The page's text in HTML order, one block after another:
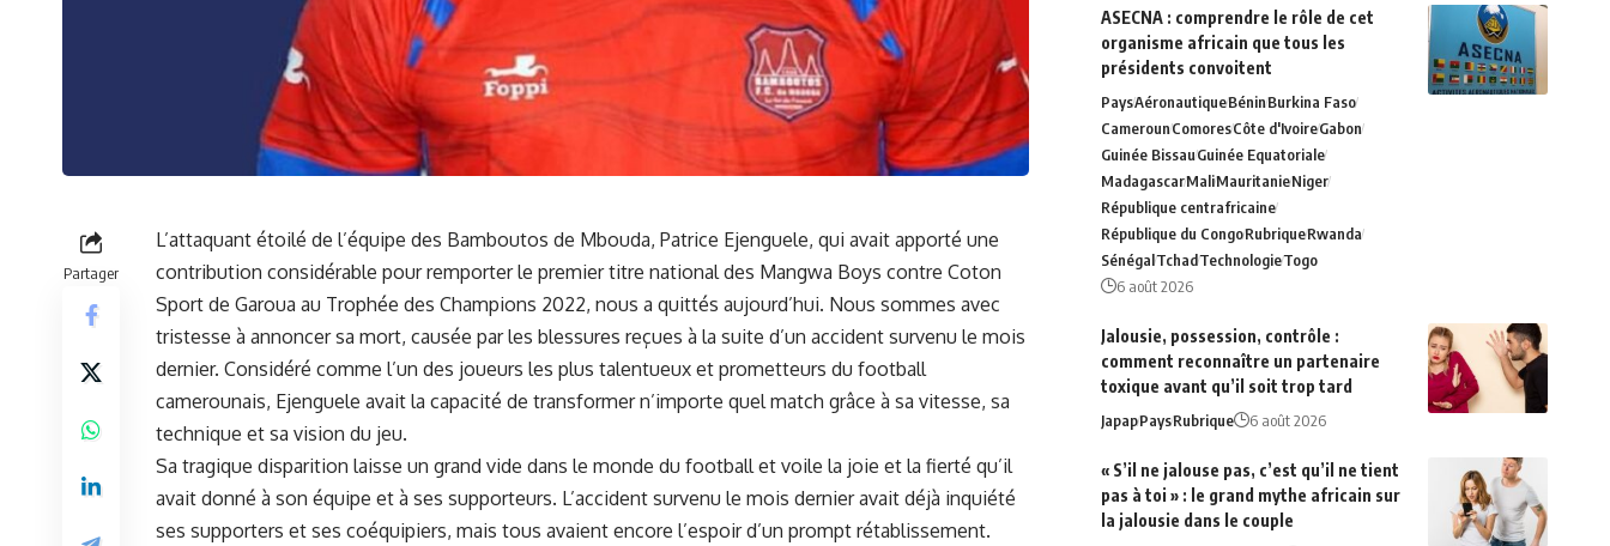
Partager
L’attaquant étoilé de l’équipe des Bamboutos de Mbouda, Patrice Ejenguele, qui avait apporté une
contribution considérable pour remporter le premier titre national des Mangwa Boys contre Coton
Sport de Garoua au Trophée des Champions 2022, nous a quittés aujourd’hui. Nous sommes avec
tristesse à annoncer sa mort, causée par les blessures reçues à la suite d’un accident survenu le mois
dernier. Considéré comme l’un des joueurs les plus talentueux et prometteurs du football
camerounais, Ejenguele avait la capacité de transformer n’importe quel match grâce à sa vitesse, sa
technique et sa vision du jeu.
Sa tragique disparition laisse un grand vide dans le monde du football et voile la joie et la fierté qu’il
avait donné à son équipe et à ses supporteurs. L’accident survenu le mois dernier avait déjà inquiété
ses supporters et ses coéquipiers, mais tous avaient encore l’espoir d’un prompt rétablissement.
ASECNA : comprendre le rôle de cet
organisme africain que tous les
présidents convoitent
PaysAéronautiqueBéninBurkina Faso
CamerounComoresCôte d'IvoireGabon
Guinée BissauGuinée Equatoriale
MadagascarMaliMauritanieNiger
République centrafricaine
République du CongoRubriqueRwanda
SénégalTchadTechnologieTogo
6 août 2026
Jalousie, possession, contrôle :
comment reconnaître un partenaire
toxique avant qu’il soit trop tard
JapapPaysRubrique 6 août 2026
« S’il ne jalouse pas, c’est qu’il ne tient
pas à toi » : le grand mythe africain sur
la jalousie dans le couple